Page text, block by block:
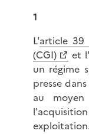
1
L'article 39
(CGI)
et l'
un régime
presse
au moyen
exploitation.